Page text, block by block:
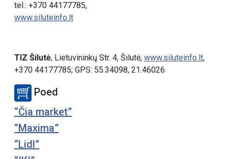
tel.: +370 44177785,
www.siluteinfo.lt
TIZ Šilutė, Lietuvininkų Str. 4, Šilutė, www.siluteinfo.lt,
+370 44177785; GPS: 55.34098, 21.46026
Poed
“Čia market”
“Maxima”
“Lidl”